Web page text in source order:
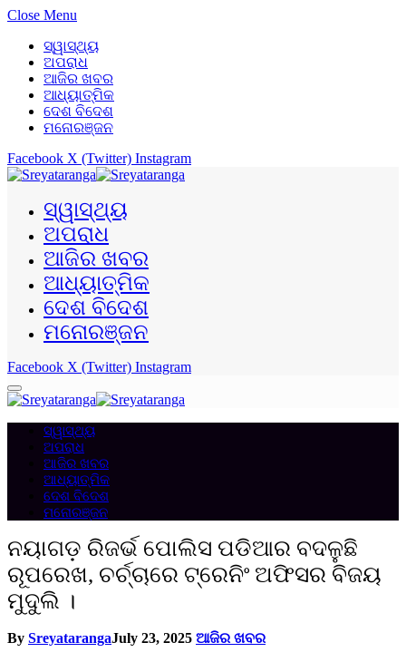
Close Menu
ସ୍ୱାସ୍ଥ୍ୟ
ଅପରାଧ
ଆଜିର ଖବର
ଆଧ୍ୟାତ୍ମିକ
ଦେଶ ବିଦେଶ
ମନୋରଞ୍ଜନ
Facebook X (Twitter) Instagram
ସ୍ୱାସ୍ଥ୍ୟ
ଅପରାଧ
ଆଜିର ଖବର
ଆଧ୍ୟାତ୍ମିକ
ଦେଶ ବିଦେଶ
ମନୋରଞ୍ଜନ
Facebook X (Twitter) Instagram
ସ୍ୱାସ୍ଥ୍ୟ
ଅପରାଧ
ଆଜିର ଖବର
ଆଧ୍ୟାତ୍ମିକ
ଦେଶ ବିଦେଶ
ମନୋରଞ୍ଜନ
ନୟାଗଡ଼ ରିଜର୍ଭ ପୋଲିସ ପଡିଆର ବଦଳୁଛି
ରୂପରେଖ, ଚର୍ଚ୍ଚାରେ ଟ୍ରେନିଂ ଅଫିସର ବିଜୟ
ମୁଦୁଲି ।
By SreyatarangaJuly 23, 2025 ଆଜିର ଖବର